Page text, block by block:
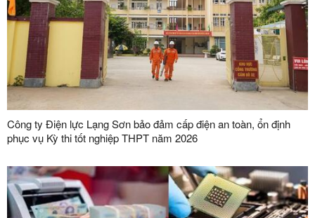
Công ty Điện lực Lạng Sơn bảo đảm cấp điện an toàn, ổn định
phục vụ Kỳ thi tốt nghiệp THPT năm 2026